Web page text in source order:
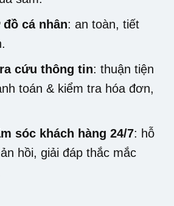
cá nhân: an toàn, tiết
.
cứu thông tin: thuận tiện
toán & kiểm tra hóa đơn,
sóc khách hàng 24/7: hỗ
hồi, giải đáp thắc mắc